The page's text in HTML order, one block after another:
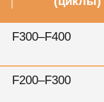
F300–F400
F200–F300